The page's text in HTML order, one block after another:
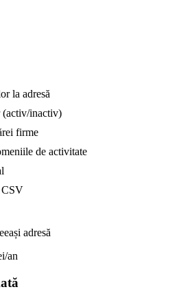
la adresă
(activ/inactiv)
firme
de activitate
CSV
adresă
an